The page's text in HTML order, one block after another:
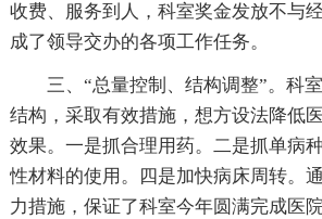
收费、服务到人，科室奖金发放不与
成了领导交办的各项工作任务。
三、“总量控制、结构调整”。科室
结构，采取有效措施，想方设法降低
效果。一是抓合理用药。二是抓单病
性材料的使用。四是加快病床周转。
力措施，保证了科室今年圆满完成医